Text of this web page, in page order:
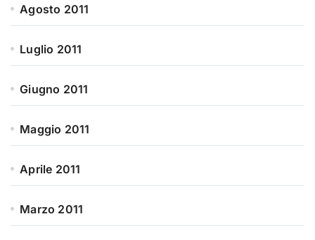
Agosto 2011
Luglio 2011
Giugno 2011
Maggio 2011
Aprile 2011
Marzo 2011